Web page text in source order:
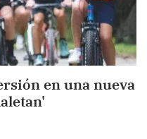
en una nueva